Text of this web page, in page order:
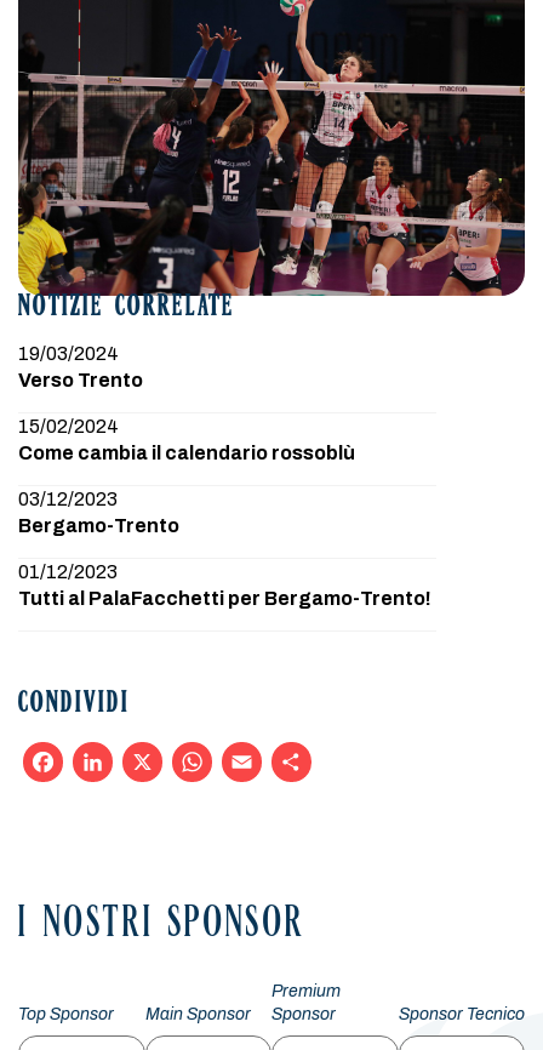
NOTIZIE CORRELATE
19/03/2024
Verso Trento
15/02/2024
Come cambia il calendario rossoblù
03/12/2023
Bergamo-Trento
01/12/2023
Tutti al PalaFacchetti per Bergamo-Trento!
CONDIVIDI
I NOSTRI SPONSOR
Top Sponsor Main Sponsor
Premium
Sponsor
Sponsor Tecnico